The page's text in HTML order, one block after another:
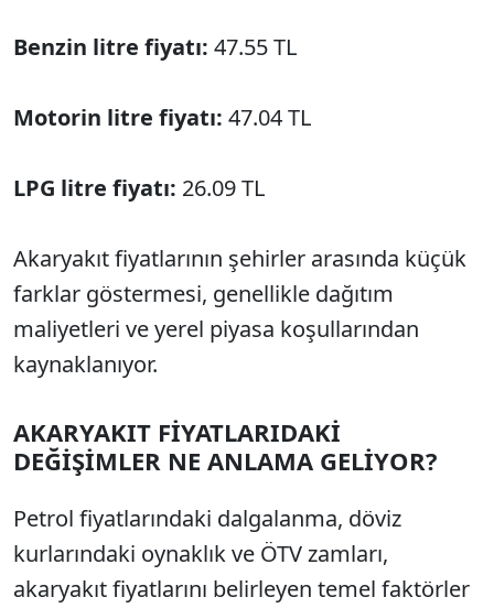
Benzin litre fiyatı: 47.55 TL
Motorin litre fiyatı: 47.04 TL
LPG litre fiyatı: 26.09 TL
Akaryakıt fiyatlarının şehirler arasında küçük
farklar göstermesi, genellikle dağıtım
maliyetleri ve yerel piyasa koşullarından
kaynaklanıyor.
AKARYAKIT FİYATLARIDAKİ
DEĞİŞİMLER NE ANLAMA GELİYOR?
Petrol fiyatlarındaki dalgalanma, döviz
kurlarındaki oynaklık ve ÖTV zamları,
akaryakıt fiyatlarını belirleyen temel faktörler